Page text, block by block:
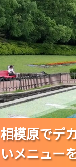
相模原でデ
いメニュー
相模原でデ
いメニュー
相模原でデ
いメニュー